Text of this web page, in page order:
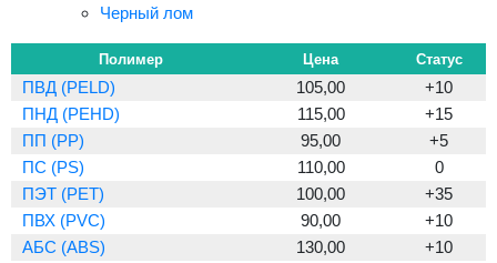
Черный лом
Полимер Цена Статус
ПВД (PELD) 105,00
+10
ПНД (PEHD)
115,00
+15
ПП (PP)
95,00
+5
ПС (PS)
110,00
0
ПЭТ (PET)
100,00
+35
ПВХ (PVC)
90,00
+10
АБС (ABS)
130,00
+10